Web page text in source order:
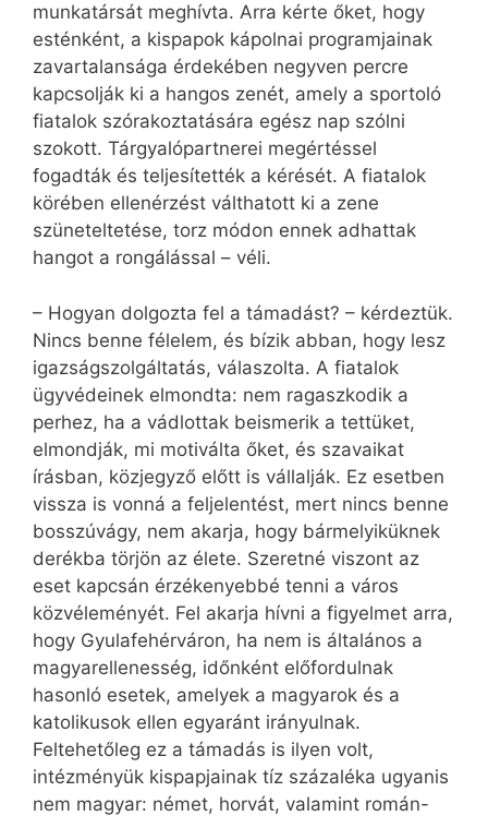
munkatársát meghívta. Arra kérte őket, hogy
esténként, a kispapok kápolnai programjainak
zavartalansága érdekében negyven percre
kapcsolják ki a hangos zenét, amely a sportoló
fiatalok szórakoztatására egész nap szólni
szokott. Tárgyalópartnerei megértéssel
fogadták és teljesítették a kérését. A fiatalok
körében ellenérzést válthatott ki a zene
szüneteltetése, torz módon ennek adhattak
hangot a rongálással – véli.
– Hogyan dolgozta fel a támadást? – kérdeztük.
Nincs benne félelem, és bízik abban, hogy lesz
igazságszolgáltatás, válaszolta. A fiatalok
ügyvédeinek elmondta: nem ragaszkodik a
perhez, ha a vádlottak beismerik a tettüket,
elmondják, mi motiválta őket, és szavaikat
írásban, közjegyző előtt is vállalják. Ez esetben
vissza is vonná a feljelentést, mert nincs benne
bosszúvágy, nem akarja, hogy bármelyiküknek
derékba törjön az élete. Szeretné viszont az
eset kapcsán érzékenyebbé tenni a város
közvéleményét. Fel akarja hívni a figyelmet arra,
hogy Gyulafehérváron, ha nem is általános a
magyarellenesség, időnként előfordulnak
hasonló esetek, amelyek a magyarok és a
katolikusok ellen egyaránt irányulnak.
Feltehetőleg ez a támadás is ilyen volt,
intézményük kispapjainak tíz százaléka ugyanis
nem magyar: német, horvát, valamint román-